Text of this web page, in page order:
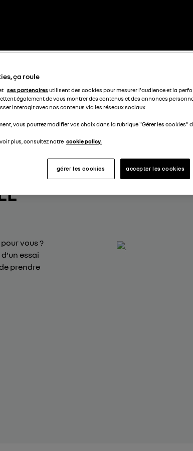
vous ?
essai
prendre
ça roule
ses partenairesutilisent des cookies pour mesurer l'audience et la
également de vous montrer des contenus et des annonces
interagir avec nos contenus via les réseaux sociaux.
vous pourrez modifier vos choix dans la rubrique "Gérer les cookies"
plus, consultez notre cookie policy.
accepter les cookies
gérer les cookies